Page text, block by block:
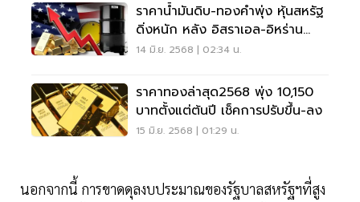
ราคาน้ำมันดิบ-ทองคำพุ่ง หุ้นสหรัฐ
ดิ่งหนัก หลัง อิสราเอล-อิหร่าน
ปะทะเดือด
14 มิ.ย. 2568 | 02:34 น.
ราคาทองล่าสุด2568 พุ่ง 10,150
บาทตั้งแต่ต้นปี เช็คการปรับขึ้น-ลง
15 มิ.ย. 2568 | 01:29 น.
นอกจากนี้ การขาดดุลงบประมาณของรัฐบาลสหรัฐฯที่สูง